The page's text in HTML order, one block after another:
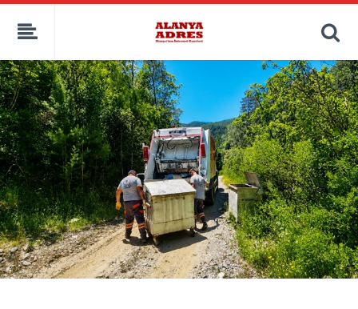
kaçak bahis
deneme bonusu
canlı bahis siteleri
deneme bonusu veren siteler
bahis siteleri
porno izle